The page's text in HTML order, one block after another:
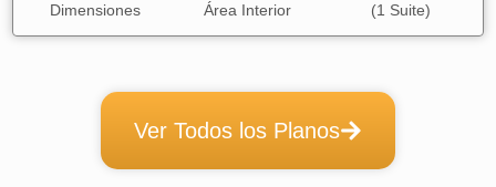
Dimensiones Área Interior (1 Suite)
Ver Todos los Planos